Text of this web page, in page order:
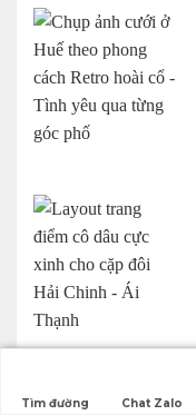
Tìm đường Chat Zalo